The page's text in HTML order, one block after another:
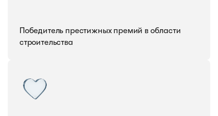
Победитель престижных премий в области
строительства